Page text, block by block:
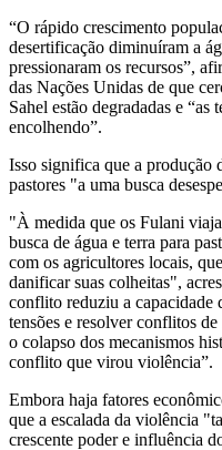
“O rápido crescimento
desertificação diminuíram a
pressionaram os recursos”,
das Nações Unidas de que
Sahel estão degradadas e “as
encolhendo”.
Isso significa que a produção
pastores "a uma busca
"À medida que os Fulani
busca de água e terra para
com os agricultores locais,
danificar suas colheitas",
conflito reduziu a capacidade
tensões e resolver conflitos
o colapso dos mecanismos
conflito que virou violência”.
Embora haja fatores
que a escalada da violência
crescente poder e influência